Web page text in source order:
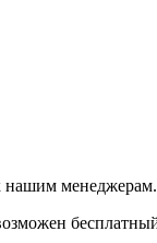
нашим менеджерам.